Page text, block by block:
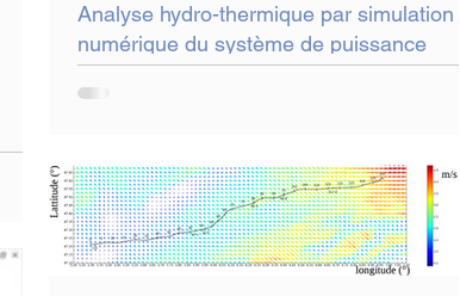
Analyse hydro-thermique par simulation
numérique du système de puissance
WATT